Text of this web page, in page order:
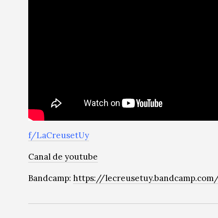
f/LaCreusetUy
Canal de youtube
Bandcamp: https://